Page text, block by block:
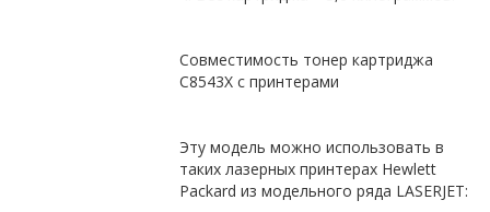
Совместимость тонер картриджа
C8543X с принтерами
Эту модель можно использовать в
таких лазерных принтерах Hewlett
Packard из модельного ряда LASERJET: